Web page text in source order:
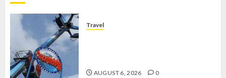
Travel
AUGUST 6, 2026 0